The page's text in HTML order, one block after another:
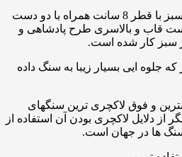
در نمونه بالا سنگ قبر مرمر سبز با قطر 8 سانت همراه با دو دست
قاب و بالاسری طرح پادشاهی و
سبز کار شده است.
جلوه ایی بسیار زیبا به سنگ داده
و فوق لاکچری ترین سنگهای
از دلایل لاکچری بودن آن استفاده از
ها در جهان است.